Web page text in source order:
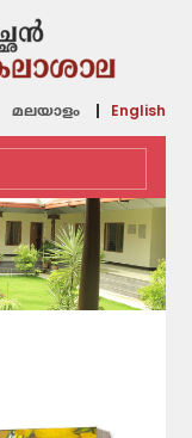
മലയാളം English